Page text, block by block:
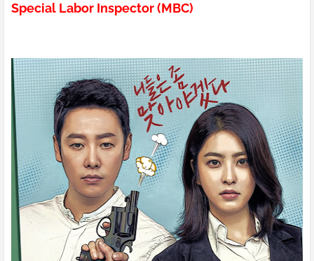
Special Labor Inspector (MBC)